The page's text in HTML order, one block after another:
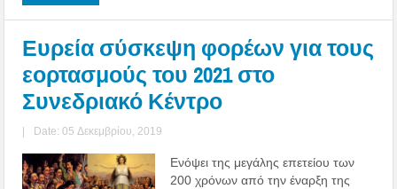
Ευρεία σύσκεψη φορέων για τους
εορτασμούς του 2021 στο
Συνεδριακό Κέντρο
| Date: 05 Δεκεμβρίου, 2019
Ενόψει της μεγάλης επετείου των
200 χρόνων από την έναρξη της